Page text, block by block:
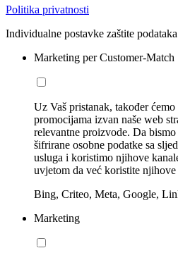
Politika privatnosti
Individualne postavke zaštite podataka
Marketing per Customer-Match
Uz Vaš pristanak, također
promocijama izvan naše web
relevantne proizvode. Da
šifrirane osobne podatke sa
usluga i koristimo njihove
uvjetom da već koristite njihove
Bing, Criteo, Meta, Google,
Marketing